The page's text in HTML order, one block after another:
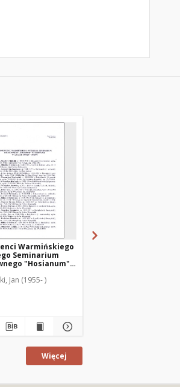
Warmińskiego
Seminarium
"Hosianum"
1993
Jan (1955- )
Więcej